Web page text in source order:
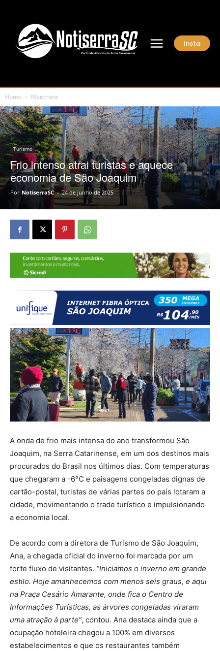
Insta
Home Manchete
Turismo
Frio intenso atrai turistas e aquece
economia de São Joaquim
Por NotiserraSC - 24 de junho de 2025
A onda de frio mais intensa do ano transformou São
Joaquim, na Serra Catarinense, em um dos destinos mais
procurados do Brasil nos últimos dias. Com temperaturas
que chegaram a -6°C e paisagens congeladas dignas de
cartão-postal, turistas de várias partes do país lotaram a
cidade, movimentando o trade turístico e impulsionando
a economia local.
De acordo com a diretora de Turismo de São Joaquim,
Ana, a chegada oficial do inverno foi marcada por um
forte fluxo de visitantes. “Iniciamos o inverno em grande
estilo. Hoje amanhecemos com menos seis graus, e aqui
na Praça Cesário Amarante, onde fica o Centro de
Informações Turísticas, as árvores congeladas viraram
uma atração à parte”, contou. Ana destaca ainda que a
ocupação hoteleira chegou a 100% em diversos
estabelecimentos e que os restaurantes também